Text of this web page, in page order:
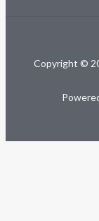
Copyright ©